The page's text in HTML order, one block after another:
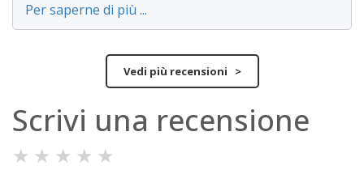
Per saperne di più ...
Vedi più recensioni >
Scrivi una recensione
★ ★ ★ ★ ★